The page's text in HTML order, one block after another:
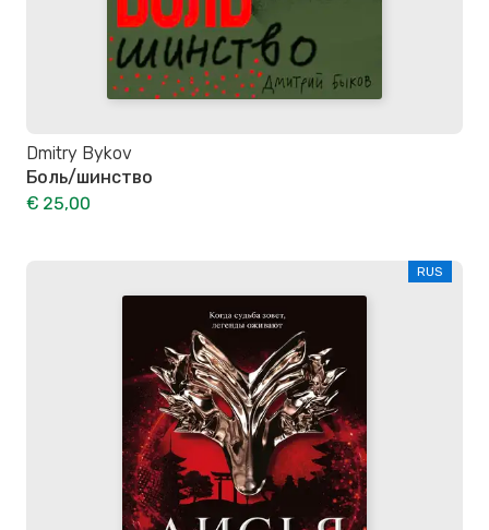
Dmitry Bykov
Боль/шинство
€ 25,00
RUS